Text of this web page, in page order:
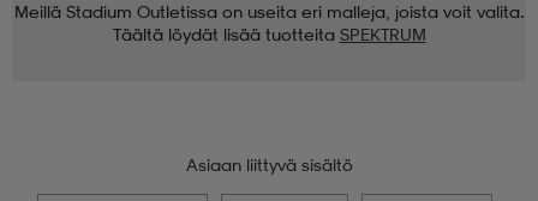
Meillä Stadium Outletissa on useita eri malleja, joista voit valita.
Täältä löydät lisää tuotteita SPEKTRUM
Asiaan liittyvä sisältö